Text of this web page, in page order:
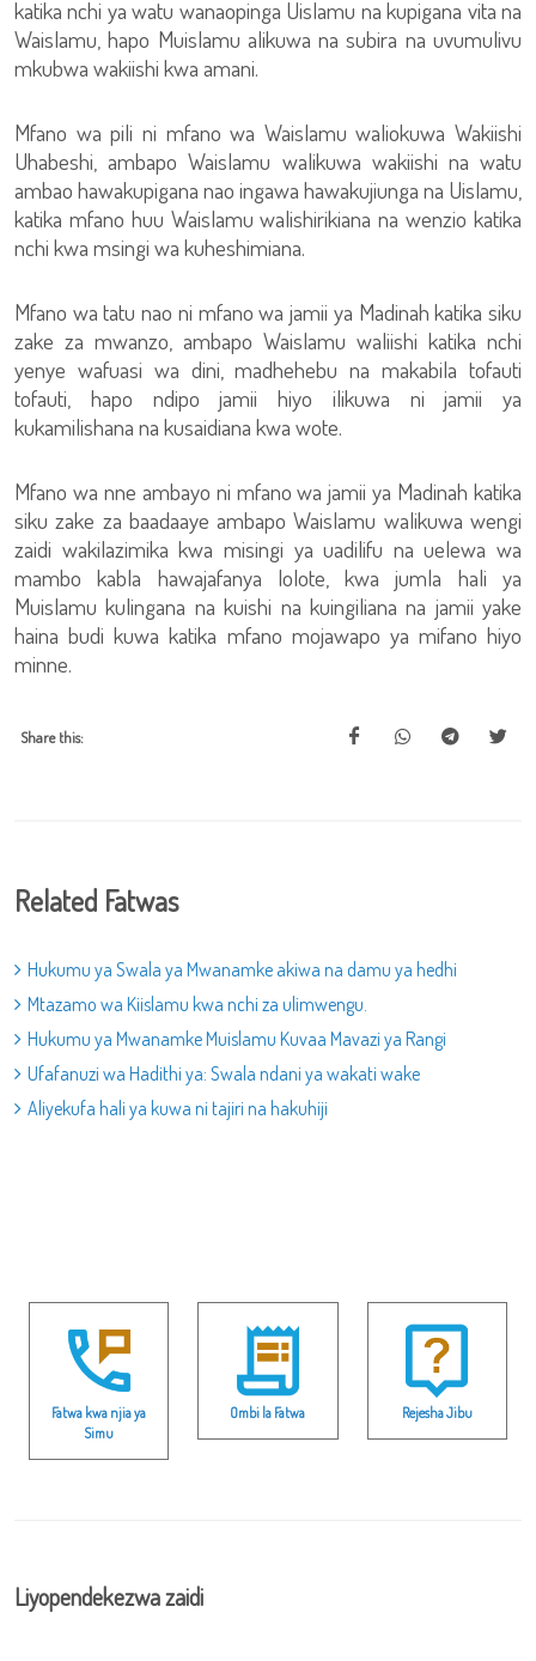
katika nchi ya watu wanaopinga Uislamu na kupigana vita na
Waislamu, hapo Muislamu alikuwa na subira na uvumulivu
mkubwa wakiishi kwa amani.
Mfano wa pili ni mfano wa Waislamu waliokuwa Wakiishi
Uhabeshi, ambapo Waislamu walikuwa wakiishi na watu
ambao hawakupigana nao ingawa hawakujiunga na Uislamu,
katika mfano huu Waislamu walishirikiana na wenzio katika
nchi kwa msingi wa kuheshimiana.
Mfano wa tatu nao ni mfano wa jamii ya Madinah katika siku
zake za mwanzo, ambapo Waislamu waliishi katika nchi
yenye wafuasi wa dini, madhehebu na makabila tofauti
tofauti, hapo ndipo jamii hiyo ilikuwa ni jamii ya
kukamilishana na kusaidiana kwa wote.
Mfano wa nne ambayo ni mfano wa jamii ya Madinah katika
siku zake za baadaaye ambapo Waislamu walikuwa wengi
zaidi wakilazimika kwa misingi ya uadilifu na uelewa wa
mambo kabla hawajafanya lolote, kwa jumla hali ya
Muislamu kulingana na kuishi na kuingiliana na jamii yake
haina budi kuwa katika mfano mojawapo ya mifano hiyo
minne.
Share this:
Related Fatwas
Hukumu ya Swala ya Mwanamke akiwa na damu ya hedhi
Mtazamo wa Kiislamu kwa nchi za ulimwengu.
Hukumu ya Mwanamke Muislamu Kuvaa Mavazi ya Rangi
Ufafanuzi wa Hadithi ya: Swala ndani ya wakati wake
Aliyekufa hali ya kuwa ni tajiri na hakuhiji
Fatwa kwa njia ya
Simu
Ombi la Fatwa Rejesha Jibu
Liyopendekezwa zaidi